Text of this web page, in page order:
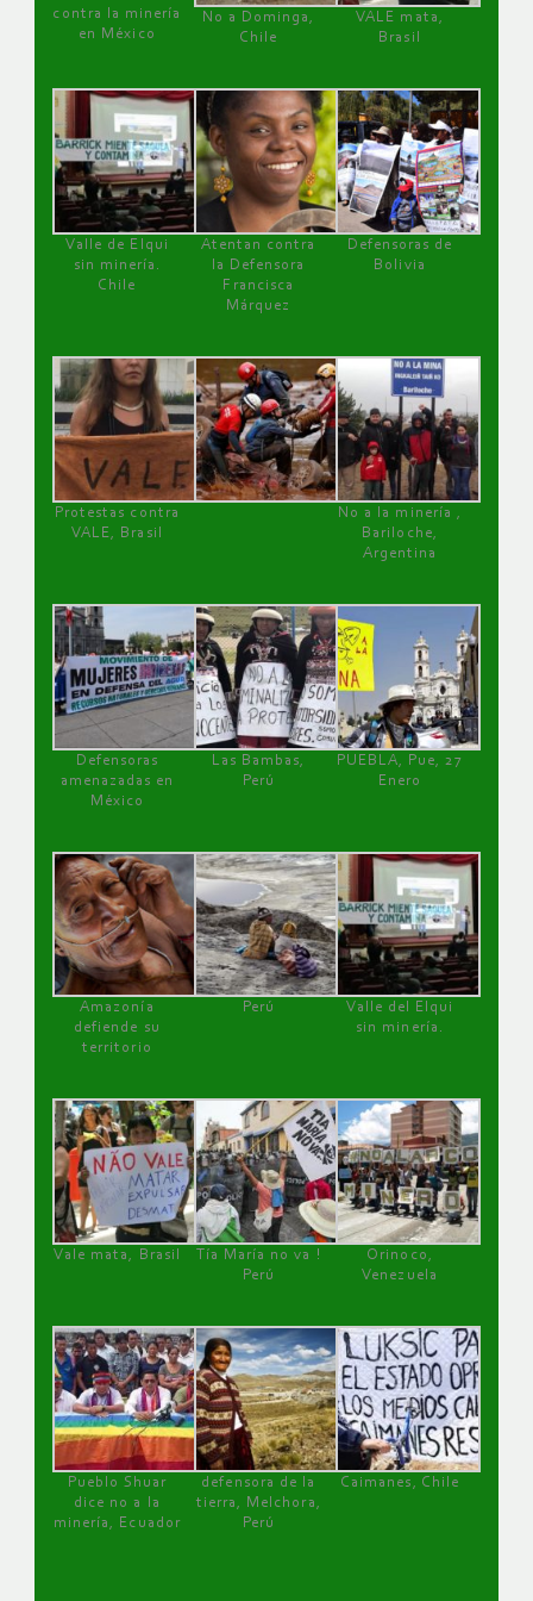
contra la minería
en México
No a Dominga,
Chile
VALE mata,
Brasil
Valle de Elqui
sin minería.
Chile
Atentan contra
la Defensora
Francisca
Márquez
Defensoras de
Bolivia
Protestas contra
VALE, Brasil
No a la minería ,
Bariloche,
Argentina
Defensoras
amenazadas en
México
Las Bambas,
Perú
PUEBLA, Pue, 27
Enero
Amazonía
defiende su
territorio
Perú
Valle del Elqui
sin minería.
Vale mata, Brasil
Tía María no va !
Perú
Orinoco,
Venezuela
Pueblo Shuar
dice no a la
minería, Ecuador
defensora de la
tierra, Melchora,
Perú
Caimanes, Chile